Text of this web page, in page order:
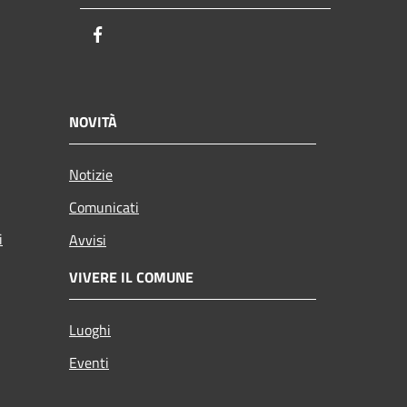
NOVITÀ
Notizie
Comunicati
Avvisi
VIVERE IL COMUNE
Luoghi
Eventi